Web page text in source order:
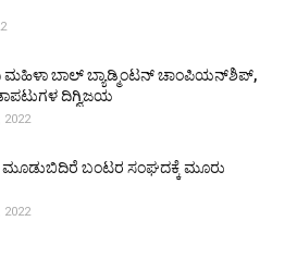
ಬಾಲ್ ಬ್ಯಾಡ್ಮಿಂಟನ್ ಚಾಂಪಿಯನ್‌ಶಿಪ್,
ದಿಗ್ವಿಜಯ
2022
ಮೂಡುಬಿದಿರೆ ಬಂಟರ ಸಂಘದಕ್ಕೆ ಮೂರು
2022